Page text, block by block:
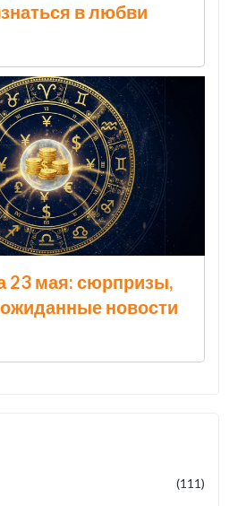
в любви
23 мая: сюрпризы,
новости
(111)